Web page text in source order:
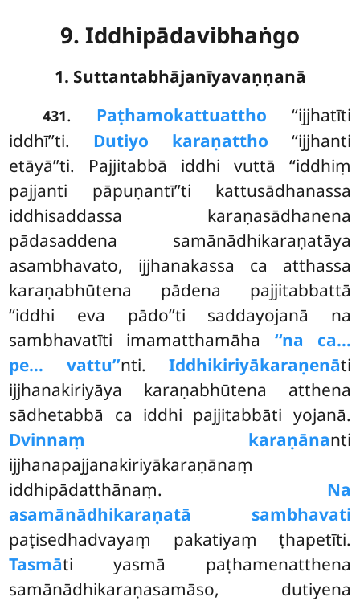
9. Iddhipādavibhaṅgo
1. Suttantabhājanīyavaṇṇanā
431. Paṭhamokattuattho ‘‘ijjhatīti
iddhī’’ti. Dutiyo karaṇattho ‘‘ijjhanti
etāyā’’ti. Pajjitabbā iddhi vuttā ‘‘iddhiṃ
pajjanti pāpuṇantī’’ti kattusādhanassa
iddhisaddassa karaṇasādhanena
pādasaddena samānādhikaraṇatāya
asambhavato, ijjhanakassa ca atthassa
karaṇabhūtena pādena pajjitabbattā
‘‘iddhi eva pādo’’ti saddayojanā na
sambhavatīti imamatthamāha ‘‘na ca…
pe… vattu’’nti. Iddhikiriyākaraṇenāti
ijjhanakiriyāya karaṇabhūtena atthena
sādhetabbā ca iddhi pajjitabbāti yojanā.
Dvinnaṃ karaṇānanti
ijjhanapajjanakiriyākaraṇānaṃ
iddhipādatthānaṃ. Na
asamānādhikaraṇatā sambhavati
paṭisedhadvayaṃ pakatiyaṃ ṭhapetīti.
Tasmāti yasmā paṭhamenatthena
samānādhikaraṇasamāso, dutiyena